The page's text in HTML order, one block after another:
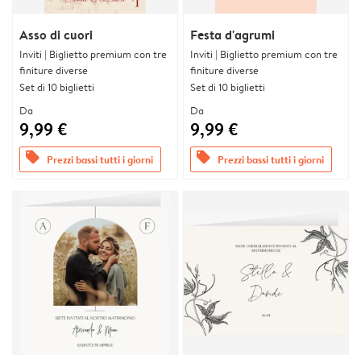
Asso di cuori
Inviti | Biglietto premium con tre
finiture diverse
Set di 10 biglietti
Da
9,99 €
offers Prezzi bassi tutti i giorni
Festa d'agrumi
Inviti | Biglietto premium con tre
finiture diverse
Set di 10 biglietti
Da
9,99 €
offers Prezzi bassi tutti i giorni